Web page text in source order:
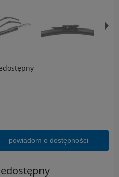
powiadom o dostępności